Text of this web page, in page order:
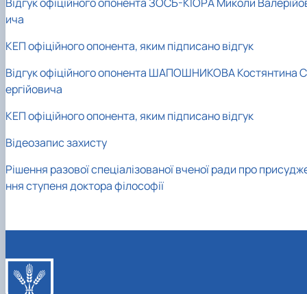
ича
КЕП офіційного опонента, яким підписано відгук
Відгук офіційного опонента ШАПОШНИКОВА Костянтина С
ергійовича
КЕП офіційного опонента, яким підписано відгук
Відеозапис захисту
Рішення разової спеціалізованої вченої ради про
ння ступеня доктора філософії